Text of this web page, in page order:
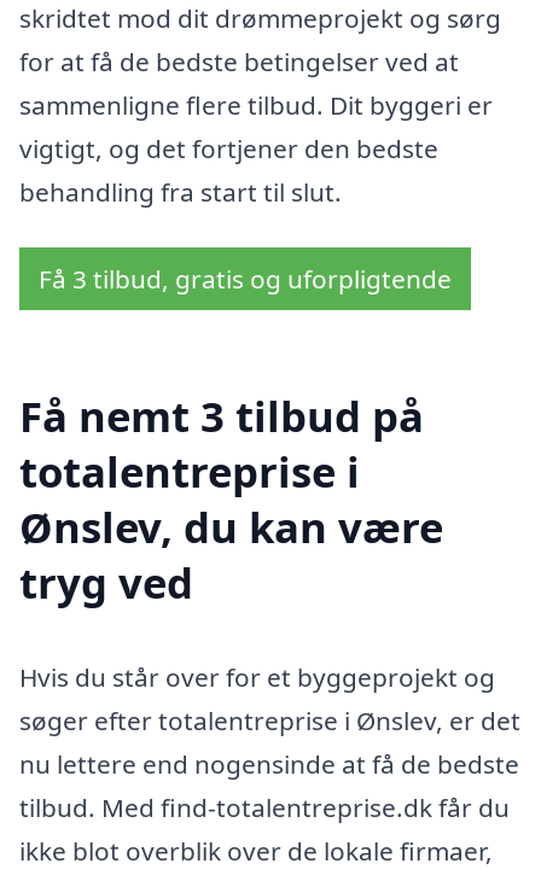
skridtet mod dit drømmeprojekt og sørg
for at få de bedste betingelser ved at
sammenligne flere tilbud. Dit byggeri er
vigtigt, og det fortjener den bedste
behandling fra start til slut.
Få 3 tilbud, gratis og uforpligtende
Få nemt 3 tilbud på
totalentreprise i
Ønslev, du kan være
tryg ved
Hvis du står over for et byggeprojekt og
søger efter totalentreprise i Ønslev, er det
nu lettere end nogensinde at få de bedste
tilbud. Med find-totalentreprise.dk får du
ikke blot overblik over de lokale firmaer,